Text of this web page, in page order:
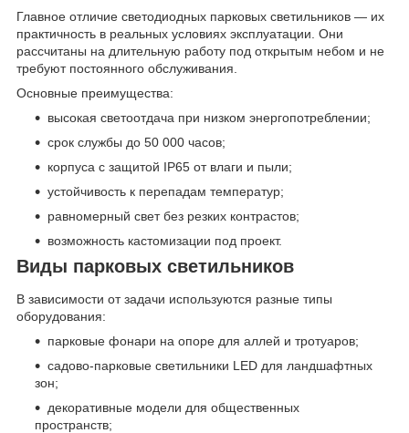
Главное отличие светодиодных парковых светильников — их
практичность в реальных условиях эксплуатации. Они
рассчитаны на длительную работу под открытым небом и не
требуют постоянного обслуживания.
Основные преимущества:
высокая светоотдача при низком энергопотреблении;
срок службы до 50 000 часов;
корпуса с защитой IP65 от влаги и пыли;
устойчивость к перепадам температур;
равномерный свет без резких контрастов;
возможность кастомизации под проект.
Виды парковых светильников
В зависимости от задачи используются разные типы
оборудования:
парковые фонари на опоре для аллей и тротуаров;
садово-парковые светильники LED для ландшафтных
зон;
декоративные модели для общественных
пространств;